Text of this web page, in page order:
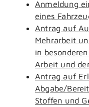
Anmeldung
eines
Antrag auf
Mehrarbeit
in
Arbeit und
Antrag auf
Abgabe/
Stoffen und